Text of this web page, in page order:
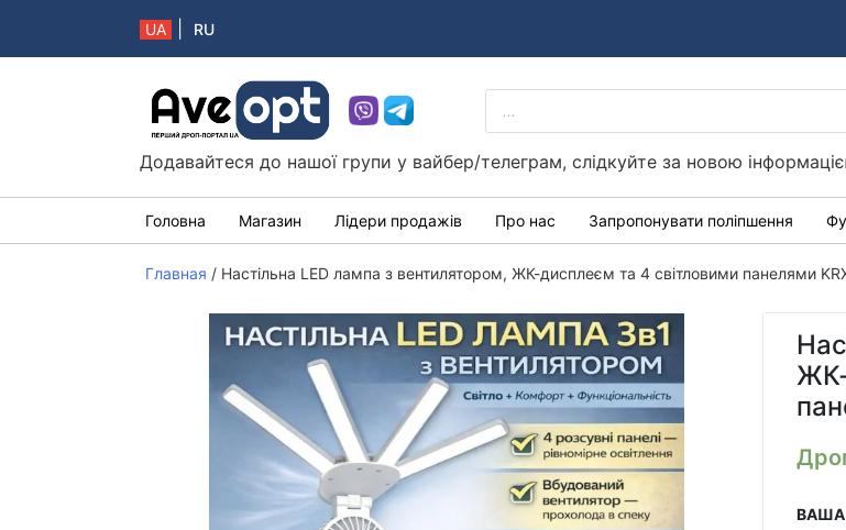
UA RU
Aveopt – оптова дропшипінг платформа в Україні
PRODUCTS
SEARCH
Додавайтеся до нашої групи у вайбер/телеграм, слідкуйте за новою
Головна Магазин Лідери продажів Про нас Запропонувати поліпшення
Главная / Настільна LED лампа з вентилятором, ЖК-дисплеєм та 4 світловими панелями
ЖК-
ВАША